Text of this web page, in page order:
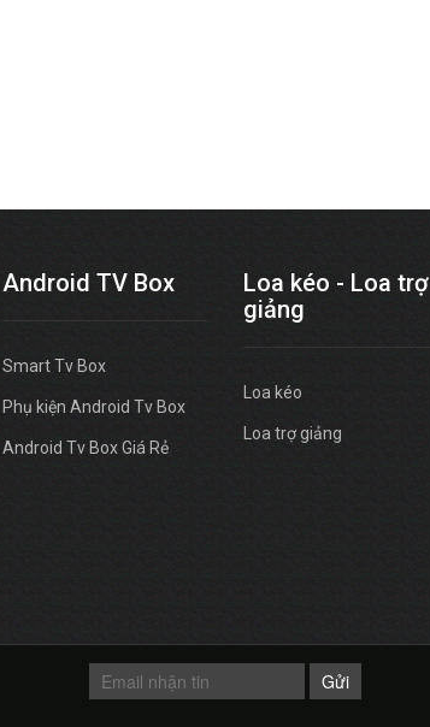
Android TV Box
Smart Tv Box
Phụ kiện Android Tv Box
Android Tv Box Giá Rẻ
Loa kéo - Loa trợ
giảng
Loa kéo
Loa trợ giảng
Gửi